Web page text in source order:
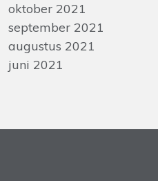
oktober 2021
september 2021
augustus 2021
juni 2021